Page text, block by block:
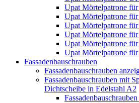
Upat Mörtelpatrone
Upat Mörtelpatrone
Upat Mörtelpatrone
Upat Mörtelpatrone
Upat Mörtelpatrone
Upat Mörtelpatrone
Fassadenbauschrauben
Fassadenbauschrauben
Fassadenbauschrauben mit
Dichtscheibe in Edelstahl A2